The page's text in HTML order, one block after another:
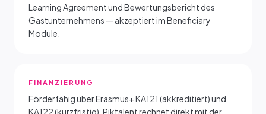
Learning Agreement und Bewertungsbericht des
Gastunternehmens — akzeptiert im Beneficiary
Module.
FINANZIERUNG
Förderfähig über Erasmus+ KA121 (akkreditiert) und
KA122 (kurzfristig). Piktalent rechnet direkt mit der